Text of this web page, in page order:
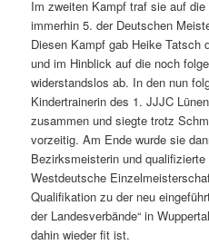
Im zweiten Kampf traf sie auf die
immerhin 5. der Deutschen
Diesen Kampf gab Heike Tatsch
und im Hinblick auf die noch
widerstandslos ab. In den nun
Kindertrainerin des 1. JJJC
zusammen und siegte trotz
vorzeitig. Am Ende wurde sie
Bezirksmeisterin und
Westdeutsche
Qualifikation zu der neu
der Landesverbände“ in
dahin wieder fit ist.